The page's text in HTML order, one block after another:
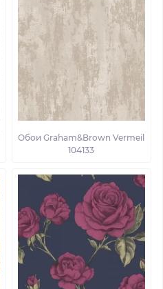
Обои Graham&Brown Vermeil
104133